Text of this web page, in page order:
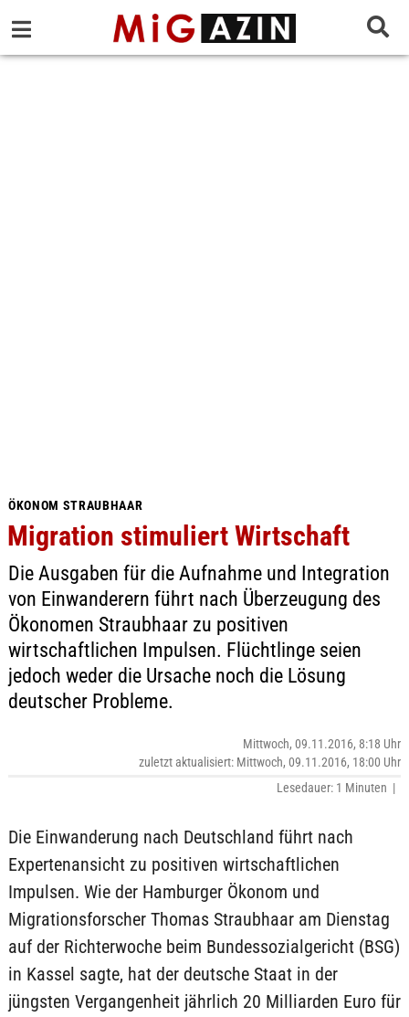
ÖKONOM STRAUBHAAR
Migration stimuliert Wirtschaft
Die Ausgaben für die Aufnahme und Integration
von Einwanderern führt nach Überzeugung des
Ökonomen Straubhaar zu positiven
wirtschaftlichen Impulsen. Flüchtlinge seien
jedoch weder die Ursache noch die Lösung
deutscher Probleme.
Mittwoch, 09.11.2016, 8:18 Uhr
zuletzt aktualisiert: Mittwoch, 09.11.2016, 18:00 Uhr
Lesedauer: 1 Minuten |
Die Einwanderung nach Deutschland führt nach
Expertenansicht zu positiven wirtschaftlichen
Impulsen. Wie der Hamburger Ökonom und
Migrationsforscher Thomas Straubhaar am Dienstag
auf der Richterwoche beim Bundessozialgericht (BSG)
in Kassel sagte, hat der deutsche Staat in der
jüngsten Vergangenheit jährlich 20 Milliarden Euro für